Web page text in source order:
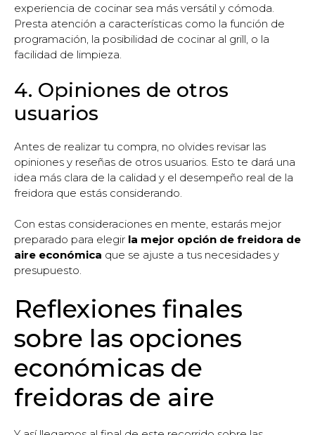
experiencia de cocinar sea más versátil y cómoda.
Presta atención a características como la función de
programación, la posibilidad de cocinar al grill, o la
facilidad de limpieza.
4. Opiniones de otros
usuarios
Antes de realizar tu compra, no olvides revisar las
opiniones y reseñas de otros usuarios. Esto te dará una
idea más clara de la calidad y el desempeño real de la
freidora que estás considerando.
Con estas consideraciones en mente, estarás mejor
preparado para elegir la mejor opción de freidora de
aire económica que se ajuste a tus necesidades y
presupuesto.
Reflexiones finales
sobre las opciones
económicas de
freidoras de aire